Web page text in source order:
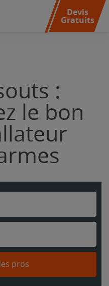
Devis
Gratuits
:
le bon
pros